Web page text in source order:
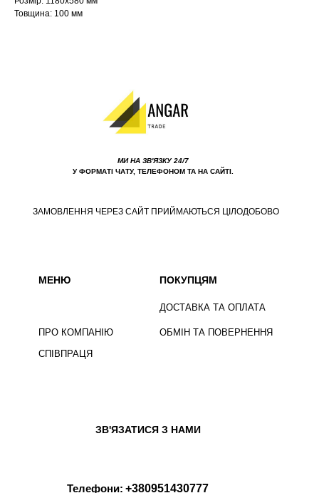
Товщина: 100 мм
ПРО КОМПАНІЮ
СПІВПРАЦЯ
ДОСТАВКА ТА ОПЛАТА
ОБМІН ТА ПОВЕРНЕННЯ
ПОКУПЦЯМ
МИ НА ЗВ'ЯЗКУ 24/7
У ФОРМАТІ ЧАТУ, ТЕЛЕФОНОМ ТА НА САЙТІ.
ЗВ'ЯЗАТИСЯ З НАМИ
Телефони:
МЕНЮ
ЗАМОВЛЕННЯ ЧЕРЕЗ САЙТ ПРИЙМАЮТЬСЯ ЦІЛОДОБОВО
+380951430777